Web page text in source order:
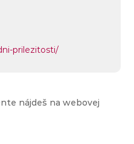
prilezitosti/
nájdeš na webovej